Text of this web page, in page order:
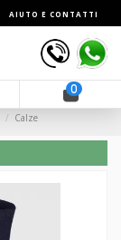
AIUTO E CONTATTI
0
Calze